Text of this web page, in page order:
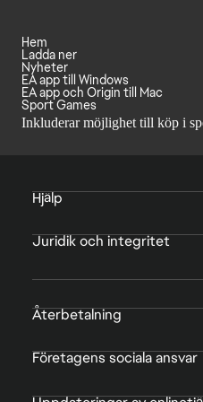
Hem
Ladda ner
Nyheter
EA app till Windows
EA app och Origin till Mac
Sport Games
Inkluderar möjlighet till köp i
Hjälp
Juridik och integritet
Återbetalning
Företagens sociala ansvar